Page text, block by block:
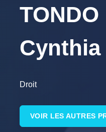
TONDO
Cynthia
Droit
VOIR LES AUTRES